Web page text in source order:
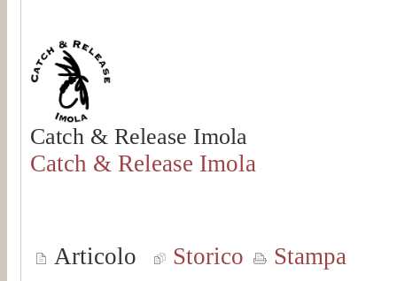
Catch & Release Imola
Catch & Release Imola
Articolo Storico
Stampa